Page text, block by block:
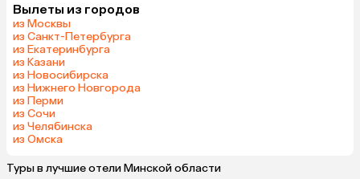
Вылеты из городов
из Москвы
из Санкт-Петербурга
из Екатеринбурга
из Казани
из Новосибирска
из Нижнего Новгорода
из Перми
из Сочи
из Челябинска
из Омска
Туры в лучшие отели Минской области